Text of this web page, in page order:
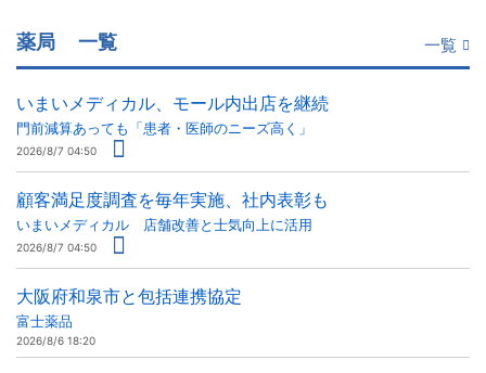
薬局 一覧 一覧
いまいメディカル、モール内出店を継続
門前減算あっても「患者・医師のニーズ高く」
2026/8/7 04:50
顧客満足度調査を毎年実施、社内表彰も
いまいメディカル 店舗改善と士気向上に活用
2026/8/7 04:50
大阪府和泉市と包括連携協定
富士薬品
2026/8/6 18:20